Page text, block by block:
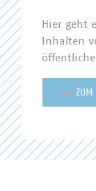
kommunales
Energiesteuer
komplexen
Unternehmen
kommunalen
Bedeutung der
richten ihre
aus.
Hier geht
Inhalten
öffentliche
ZUM